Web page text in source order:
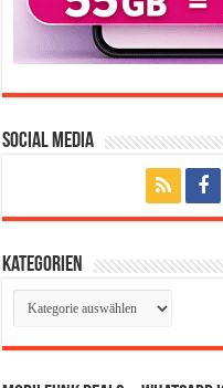
Social Media
Kategorien
Kategorien